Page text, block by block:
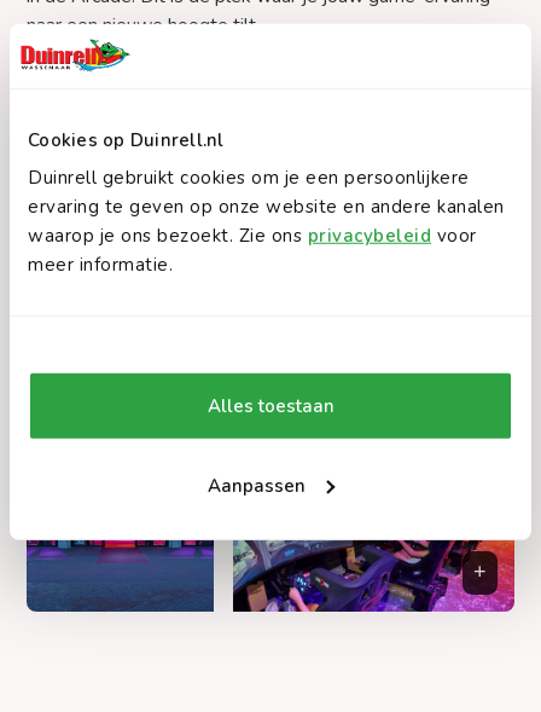
Cookies op Duinrell.nl
Duinrell gebruikt cookies om je een persoonlijkere
ervaring te geven op onze website en andere kanalen
waarop je ons bezoekt. Zie ons privacybeleid voor
meer informatie.
Alles toestaan
Aanpassen
naar een nieuwe hoogte tilt.
Zet je schrap voor een realistische race-ervaring in onze
nieuwe Race Simulators! Met stuurfeedback en echte
circuits voel je je even een échte coureur.